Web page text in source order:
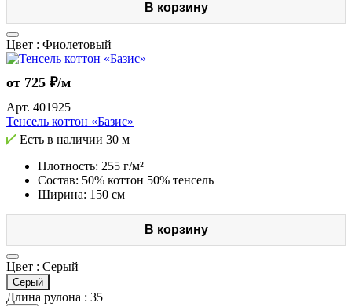
В корзину
Цвет : Фиолетовый
от 725 ₽/м
Арт. 401925
Тенсель коттон «Базис»
Есть в наличии 30 м
Плотность: 255 г/м²
Состав: 50% коттон 50% тенсель
Ширина: 150 см
В корзину
Цвет : Серый
Серый
Длина рулона : 35